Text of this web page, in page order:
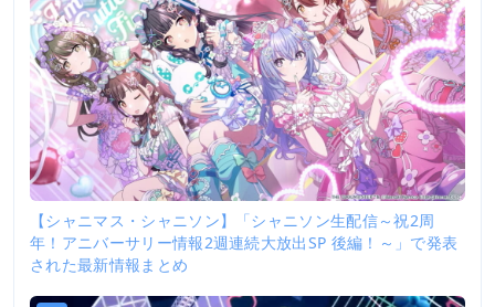
【シャニマス・シャニソン】「シャニソン生配信～祝2周
年！アニバーサリー情報2週連続大放出SP 後編！～」で発表
された最新情報まとめ